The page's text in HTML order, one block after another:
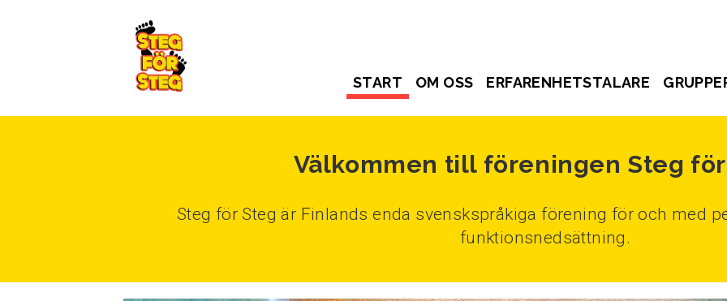
START OM OSS ERFARENHETSTALARE
Välkommen till föreningen Steg
Steg för Steg är Finlands enda svenskspråkiga förening för och med
funktionsnedsättning.